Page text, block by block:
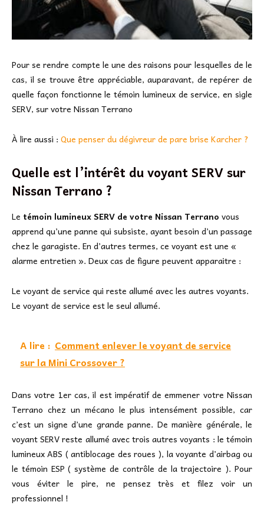
Pour se rendre compte le une des raisons pour lesquelles de le
cas, il se trouve être appréciable, auparavant, de repérer de
quelle façon fonctionne le témoin lumineux de service, en sigle
SERV, sur votre Nissan Terrano
À lire aussi : Que penser du dégivreur de pare brise Karcher ?
Quelle est l’intérêt du voyant SERV sur
Nissan Terrano ?
Le témoin lumineux SERV de votre Nissan Terrano vous
apprend qu’une panne qui subsiste, ayant besoin d’un passage
chez le garagiste. En d’autres termes, ce voyant est une «
alarme entretien ». Deux cas de figure peuvent apparaitre :
Le voyant de service qui reste allumé avec les autres voyants.
Le voyant de service est le seul allumé.
A lire : Comment enlever le voyant de service
sur la Mini Crossover ?
Dans votre 1er cas, il est impératif de emmener votre Nissan
Terrano chez un mécano le plus intensément possible, car
c’est un signe d’une grande panne. De manière générale, le
voyant SERV reste allumé avec trois autres voyants : le témoin
lumineux ABS ( antiblocage des roues ), la voyante d’airbag ou
le témoin ESP ( système de contrôle de la trajectoire ). Pour
vous éviter le pire, ne pensez très et filez voir un
professionnel !